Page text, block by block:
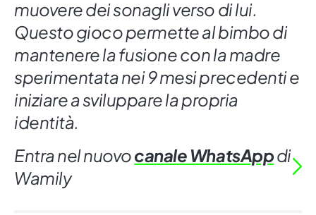
muovere dei sonagli verso di lui.
Questo gioco permette al bimbo di
mantenere la fusione con la madre
sperimentata nei 9 mesi precedenti e
iniziare a sviluppare la propria
identità.
Entra nel nuovocanale WhatsAppdi
Wamily